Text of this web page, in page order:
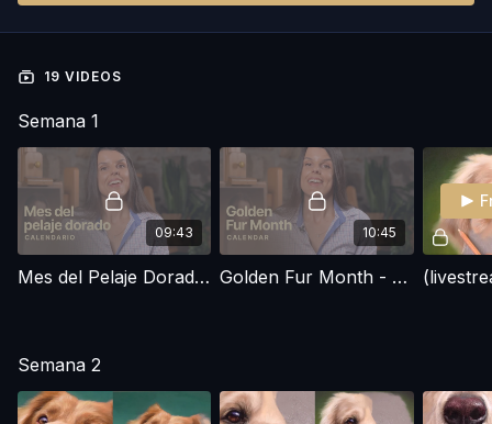
19 VIDEOS
Semana 1
09:43
Mes del Pelaje Dorado - Agosto 2025
10:45
Golden Fur Month - August 2025
Semana 2